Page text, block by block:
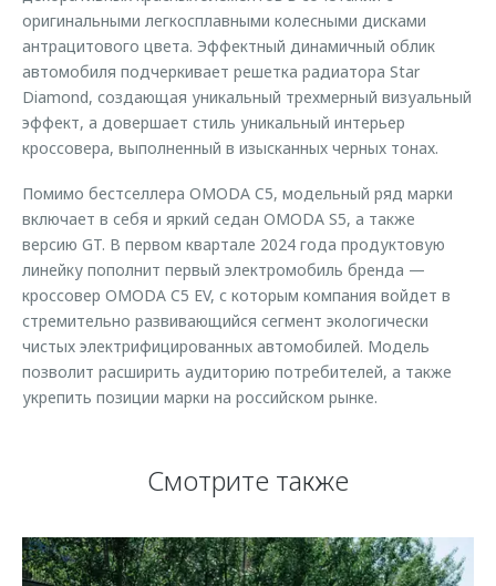
оригинальными легкосплавными колесными дисками
антрацитового цвета. Эффектный динамичный облик
автомобиля подчеркивает решетка радиатора Star
Diamond, создающая уникальный трехмерный визуальный
эффект, а довершает стиль уникальный интерьер
кроссовера, выполненный в изысканных черных тонах.
Помимо бестселлера OMODA C5, модельный ряд марки
включает в себя и яркий седан OMODA S5, а также
версию GT. В первом квартале 2024 года продуктовую
линейку пополнит первый электромобиль бренда —
кроссовер OMODA C5 EV, с которым компания войдет в
стремительно развивающийся сегмент экологически
чистых электрифицированных автомобилей. Модель
позволит расширить аудиторию потребителей, а также
укрепить позиции марки на российском рынке.
Смотрите также